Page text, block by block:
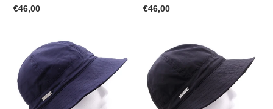
Normale
€46,00
Normale
€46,00